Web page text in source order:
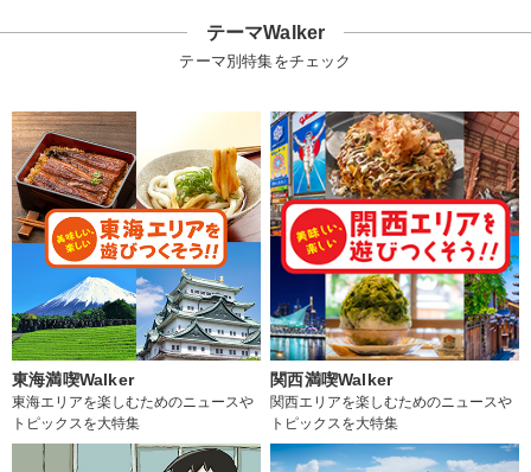
テーマWalker
テーマ別特集をチェック
東海満喫Walker
東海エリアを楽しむためのニュースや
トピックスを大特集
関西満喫Walker
関西エリアを楽しむためのニュースや
トピックスを大特集